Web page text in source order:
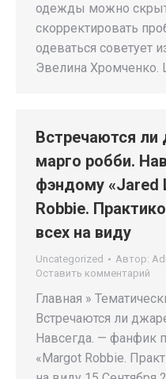
одежды можно
скорректировать
одеваться советует
Эвелина Хромченко.
Встречаются
марго робби.
фэндому «Jared
Robbie.
всех на виду
Uncategorized Автор:
Оставить комментарий
Главная »
Встречаются ли
Навсегда. — фанфик
«Margot Robbie.